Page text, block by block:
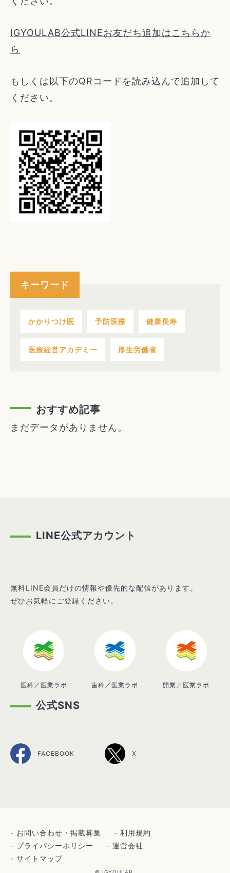
IGYOULAB公式LINEお友だち追加はこちらか
ら
もしくは以下のQRコードを読み込んで追加して
ください。
キーワード
かかりつけ医 予防医療 健康長寿
医療経営アカデミー 厚生労働省
おすすめ記事
まだデータがありません。
LINE公式アカウント
無料LINE会員だけの情報や優先的な配信があります。
ぜひお気軽にご登録ください。
医科／医業ラボ 歯科／医業ラボ 開業／医業ラボ
公式SNS
FACEBOOK X
お問い合わせ・掲載募集
利用規約
プライバシーポリシー
運営会社
サイトマップ